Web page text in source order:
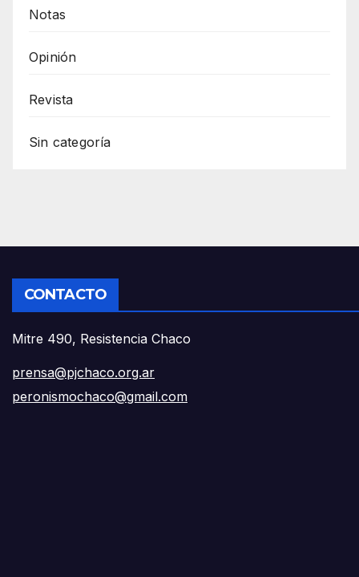
Notas
Opinión
Revista
Sin categoría
CONTACTO
Mitre 490, Resistencia Chaco
prensa@pjchaco.org.ar
peronismochaco@gmail.com